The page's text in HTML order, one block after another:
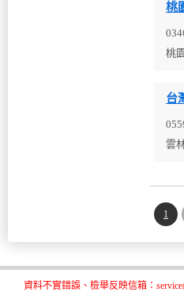
桃
桃
台
雲
1
資料不實錯誤、檢舉反映信箱：